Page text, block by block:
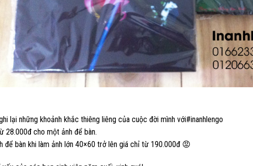
lại những khoảnh khắc thiêng liêng của cuộc đời mình với#inanhlengo
28.000đ cho một ảnh để bàn.
để bàn khi làm ảnh lớn 40×60 trở lên giá chỉ từ 190.000đ 😡